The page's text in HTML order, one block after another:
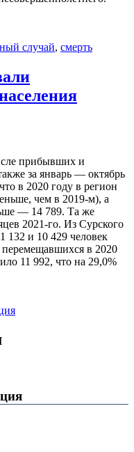
случай, смерть
прибывших и
за январь — октябрь
в 2020 году в регион
чем в 2019-м), а
— 14 789. Та же
2021-го. Из Сурского
132 и 10 429 человек
перемещавшихся в 2020
11 992, что на 29,0%